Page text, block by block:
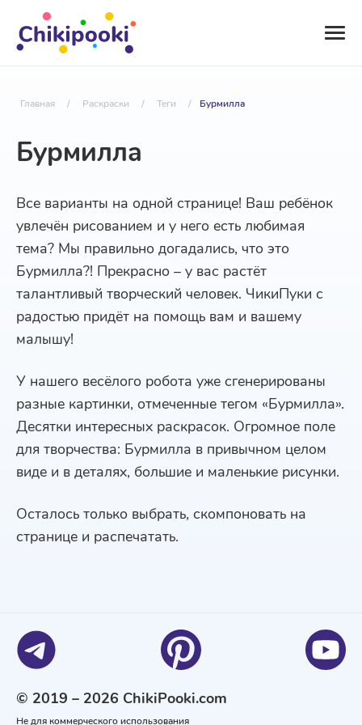
Главная / Раскраски / Теги / Бурмилла
Бурмилла
Все варианты на одной странице! Ваш ребёнок
увлечён рисованием и у него есть любимая
тема? Мы правильно догадались, что это
Бурмилла?! Прекрасно – у вас растёт
талантливый творческий человек. ЧикиПуки с
радостью придёт на помощь вам и вашему
малышу!
У нашего весёлого робота уже сгенерированы
разные картинки, отмеченные тегом «Бурмилла».
Десятки интересных раскрасок. Огромное поле
для творчества: Бурмилла в привычном целом
виде и в деталях, большие и маленькие рисунки.
Осталось только выбрать, скомпоновать на
странице и распечатать.
© 2019 – 2026 ChikiPooki.com
Не для коммерческого использования